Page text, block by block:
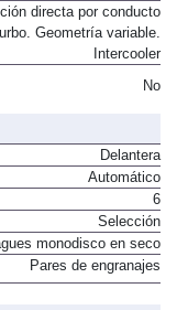
directa por conducto
Geometría variable.
Intercooler
No
Delantera
Automático
6
Selección
monodisco en seco
Pares de engranajes